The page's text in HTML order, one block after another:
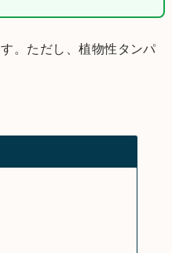
。ただし、植物性タンパ